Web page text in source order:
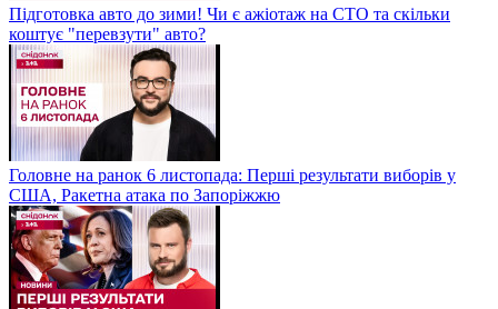
Підготовка авто до зими! Чи є ажіотаж на СТО та скільки
коштує "перевзути" авто?
Головне на ранок 6 листопада: Перші результати виборів у
США, Ракетна атака по Запоріжжю